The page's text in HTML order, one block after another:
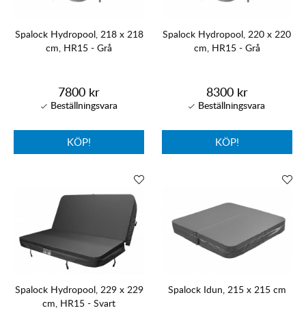
Spalock Hydropool, 218 x 218
cm, HR15 - Grå
7800 kr
KÖP!
Spalock Hydropool, 220 x 220
cm, HR15 - Grå
8300 kr
KÖP!
Spalock Hydropool, 229 x 229
cm, HR15 - Svart
Spalock Idun, 215 x 215 cm